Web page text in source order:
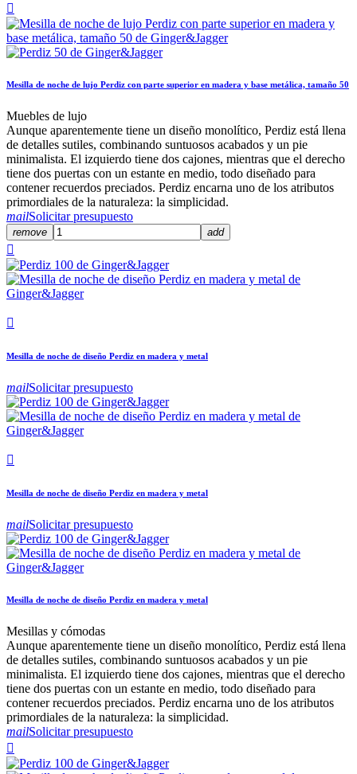

Mesilla de noche de lujo Perdiz con parte superior en madera y base metálica, tamaño 50
Muebles de lujo
Aunque aparentemente tiene un diseño monolítico, Perdiz está llena
de detalles sutiles, combinando suntuosos acabados y un pie
minimalista. El izquierdo tiene dos cajones, mientras que el derecho
tiene dos puertas con un estante en medio, todo diseñado para
contener recuerdos preciados. Perdiz encarna uno de los atributos
primordiales de la naturaleza: la simplicidad.
mailSolicitar presupuesto
remove add


Mesilla de noche de diseño Perdiz en madera y metal
mailSolicitar presupuesto

Mesilla de noche de diseño Perdiz en madera y metal
mailSolicitar presupuesto
Mesilla de noche de diseño Perdiz en madera y metal
Mesillas y cómodas
Aunque aparentemente tiene un diseño monolítico, Perdiz está llena
de detalles sutiles, combinando suntuosos acabados y un pie
minimalista. El izquierdo tiene dos cajones, mientras que el derecho
tiene dos puertas con un estante en medio, todo diseñado para
contener recuerdos preciados. Perdiz encarna uno de los atributos
primordiales de la naturaleza: la simplicidad.
mailSolicitar presupuesto
